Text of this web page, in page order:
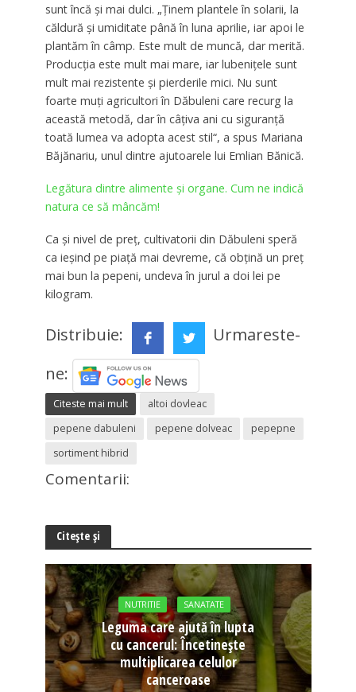
sunt încă şi mai dulci. „Ţinem plantele în solarii, la
căldură şi umiditate până în luna aprilie, iar apoi le
plantăm în câmp. Este mult de muncă, dar merită.
Producţia este mult mai mare, iar lubeniţele sunt
mult mai rezistente şi pierderile mici. Nu sunt
foarte muţi agricultori în Dăbuleni care recurg la
această metodă, dar în câţiva ani cu siguranţă
toată lumea va adopta acest stil“, a spus Mariana
Băjănariu, unul dintre ajutoarele lui Emlian Bănică.
Legătura dintre alimente și organe. Cum ne indică
natura ce să mâncăm!
Ca și nivel de preț, cultivatorii din Dăbuleni speră
ca ieșind pe piață mai devreme, că obțină un preț
mai bun la pepeni, undeva în jurul a doi lei pe
kilogram.
Distribuie:
Urmareste-
ne:
Citeste mai mult
altoi dovleac
pepene dabuleni
pepene dolveac
pepepne
sortiment hibrid
Comentarii:
Citește și
NUTRITIE SANATATE
Leguma care ajută în lupta
cu cancerul: Încetinește
multiplicarea celulor
canceroase